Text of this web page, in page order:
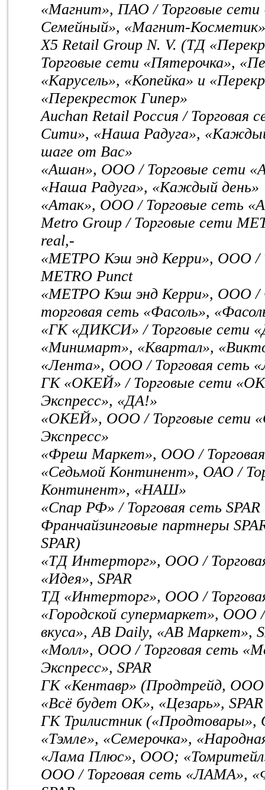
«Магнит», ПАО / Торговые
Семейный», «Магнит-Косметик»
X5 Retail Group N. V. (ТД
Торговые сети «Пятерочка»,
«Карусель», «Копейка» и
«Перекресток Гипер»
Auchan Retail Россия /
Сити», «Наша Радуга»,
шаге от Вас»
«Ашан», ООО / Торговые сети
«Наша Радуга», «Каждый день»
«Атак», ООО / Торговые сеть
Metro Group / Торговые сети
real,-
«METPO Кэш энд Керри», ООО /
METRO Punct
«МЕТРО Кэш энд Керри», ООО /
торговая сеть «Фасоль»,
«ГК «ДИКСИ» / Торговые сети
«Минимарт», «Квартал»,
«Лента», ООО / Торговая сеть
ГК «ОКЕЙ» / Торговые сети
Экспресс», «ДА!»
«ОКЕЙ», ООО / Торговые сети
Экспресс»
«Фреш Маркет», ООО /
«Седьмой Континент», ОАО /
Континент», «НАШ»
«Спар РФ» / Торговая сеть SPAR
Франчайзинговые партнеры
SPAR)
«ТД Интерторг», ООО /
«Идея», SPAR
ТД «Интерторг», ООО /
«Городской супермаркет», ООО
вкуса», AB Daily, «АВ Маркет»,
«Молл», ООО / Торговая сеть
Экспресс», SPAR
ГК «Кентавр» (Продтрейд, ООО
«Всё будет ОК», «Цезарь», SPAR
ГК Трилистник («Продтовары»,
«Тэмле», «Семерочка»,
«Лама Плюс», ООО;
ООО / Торговая сеть «ЛАМА»,